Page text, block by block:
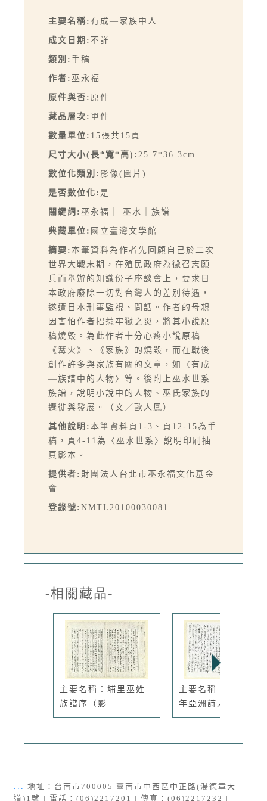
主要名稱: 有成—家族中人
成文日期: 不詳
類別: 手稿
作者: 巫永福
原件與否: 原件
藏品層次: 單件
數量單位: 15張共15頁
尺寸大小(長*寬*高): 25.7*36.3cm
數位化類別: 影像(圖片)
是否數位化: 是
關鍵詞: 巫永福｜ 巫水｜族譜
典藏單位: 國立臺灣文學館
摘要: 本筆資料為作者先回顧自己於二次
世界大戰末期，在殖民政府為徵召志願
兵而舉辦的知識份子座談會上，要求日
本政府廢除一切對台灣人的差別待遇，
遂遭日本刑事監視、問話。作者的母親
因害怕作者招惹牢獄之災，將其小說原
稿燒毀。為此作者十分心疼小說原稿
《篝火》、《家族》的燒毀，而在戰後
創作許多與家族有關的文章，如〈有成
—族譜中的人物〉等。後附上巫水世系
族譜，說明小說中的人物、巫氏家族的
遷徙與發展。（文／歐人鳳）
其他說明: 本筆資料頁1-3、頁12-15為手
稿，頁4-11為〈巫水世系〉說明印刷抽
頁影本。
提供者: 財團法人台北市巫永福文化基金
會
登錄號: NMTL20100030081
-相關藏品-
主要名稱：埔里巫姓
族譜序（影...
主要名稱：一九八八
年亞洲詩人...
::: 地址：台南市700005 臺南市中西區中正路(湯德章大
道)1號 | 電話：(06)2217201 | 傳真：(06)2217232 |